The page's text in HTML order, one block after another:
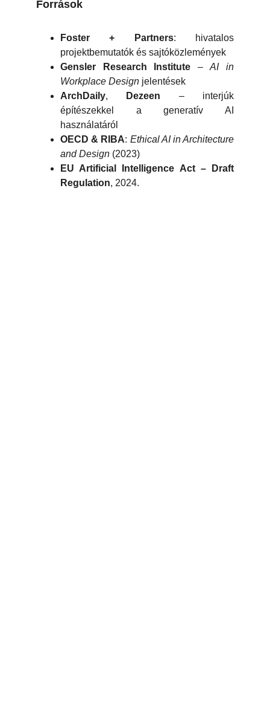
Források
Foster + Partners: hivatalos
projektbemutatók és sajtóközlemények
Gensler Research Institute –AI in
Workplace Design jelentések
ArchDaily, Dezeen – interjúk
építészekkel a generatív AI
használatáról
OECD & RIBA: Ethical AI in Architecture
and Design (2023)
EU Artificial Intelligence Act – Draft
Regulation, 2024.